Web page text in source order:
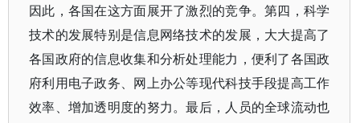
因此，各国在这方面展开了激烈的竞争。第四，科学
技术的发展特别是信息网络技术的发展，大大提高了
各国政府的信息收集和分析处理能力，便利了各国政
府利用电子政务、网上办公等现代科技手段提高工作
效率、增加透明度的努力。最后，人员的全球流动也